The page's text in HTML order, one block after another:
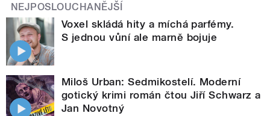
NEJPOSLOUCHANĚJŠÍ
Voxel skládá hity a míchá parfémy.
S jednou vůní ale marně bojuje
Miloš Urban: Sedmikostelí. Moderní
gotický krimi román čtou Jiří Schwarz a
Jan Novotný